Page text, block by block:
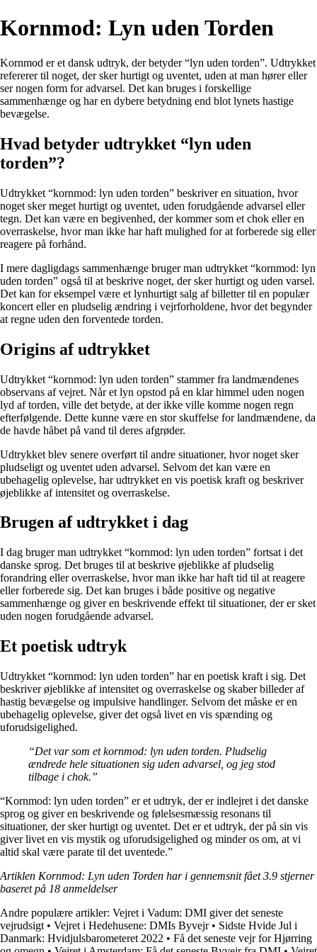
Kornmod: Lyn uden Torden
Kornmod er et dansk udtryk, der betyder “lyn uden torden”. Udtrykket
refererer til noget, der sker hurtigt og uventet, uden at man hører eller
ser nogen form for advarsel. Det kan bruges i forskellige
sammenhænge og har en dybere betydning end blot lynets hastige
bevægelse.
Hvad betyder udtrykket “lyn uden
torden”?
Udtrykket “kornmod: lyn uden torden” beskriver en situation, hvor
noget sker meget hurtigt og uventet, uden forudgående advarsel eller
tegn. Det kan være en begivenhed, der kommer som et chok eller en
overraskelse, hvor man ikke har haft mulighed for at forberede sig eller
reagere på forhånd.
I mere dagligdags sammenhænge bruger man udtrykket “kornmod: lyn
uden torden” også til at beskrive noget, der sker hurtigt og uden varsel.
Det kan for eksempel være et lynhurtigt salg af billetter til en populær
koncert eller en pludselig ændring i vejrforholdene, hvor det begynder
at regne uden den forventede torden.
Origins af udtrykket
Udtrykket “kornmod: lyn uden torden” stammer fra landmændenes
observans af vejret. Når et lyn opstod på en klar himmel uden nogen
lyd af torden, ville det betyde, at der ikke ville komme nogen regn
efterfølgende. Dette kunne være en stor skuffelse for landmændene, da
de havde håbet på vand til deres afgrøder.
Udtrykket blev senere overført til andre situationer, hvor noget sker
pludseligt og uventet uden advarsel. Selvom det kan være en
ubehagelig oplevelse, har udtrykket en vis poetisk kraft og beskriver
øjeblikke af intensitet og overraskelse.
Brugen af udtrykket i dag
I dag bruger man udtrykket “kornmod: lyn uden torden” fortsat i det
danske sprog. Det bruges til at beskrive øjeblikke af pludselig
forandring eller overraskelse, hvor man ikke har haft tid til at reagere
eller forberede sig. Det kan bruges i både positive og negative
sammenhænge og giver en beskrivende effekt til situationer, der er sket
uden nogen forudgående advarsel.
Et poetisk udtryk
Udtrykket “kornmod: lyn uden torden” har en poetisk kraft i sig. Det
beskriver øjeblikke af intensitet og overraskelse og skaber billeder af
hastig bevægelse og impulsive handlinger. Selvom det måske er en
ubehagelig oplevelse, giver det også livet en vis spænding og
uforudsigelighed.
“Det var som et kornmod: lyn uden torden. Pludselig
ændrede hele situationen sig uden advarsel, og jeg stod
tilbage i chok.”
“Kornmod: lyn uden torden” er et udtryk, der er indlejret i det danske
sprog og giver en beskrivende og følelsesmæssig resonans til
situationer, der sker hurtigt og uventet. Det er et udtryk, der på sin vis
giver livet en vis mystik og uforudsigelighed og minder os om, at vi
altid skal være parate til det uventede.”
Artiklen Kornmod: Lyn uden Torden har i gennemsnit fået3.9 stjerner
baseret på 18 anmeldelser
Andre populære artikler: Vejret i Vadum: DMI giver det seneste
vejrudsigt • Vejret i Hedehusene: DMIs Byvejr• Sidste Hvide Jul i
Danmark: Hvidjulsbarometeret 2022 • Få det seneste vejr for Hjørring